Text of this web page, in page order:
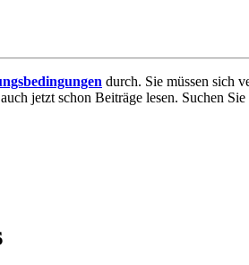
durch. Sie müssen sich
jetzt schon Beiträge lesen. Suchen